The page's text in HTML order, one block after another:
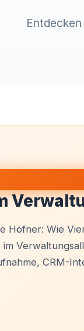
Höfner: Wie
im
CRM-